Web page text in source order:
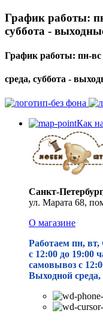
График работы:
суббота -
График работы: пн-вс
среда, суббота -
Как
Санкт-
ул. Марата 68,
О магазине
Работаем пн, вт,
с 12:00 до 19:00
самовывоз с
Выходной среда,